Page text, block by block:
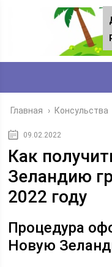
Главная › Консульства
09.02.2022
Как
Зеландию
2022 году
Процедура
Новую